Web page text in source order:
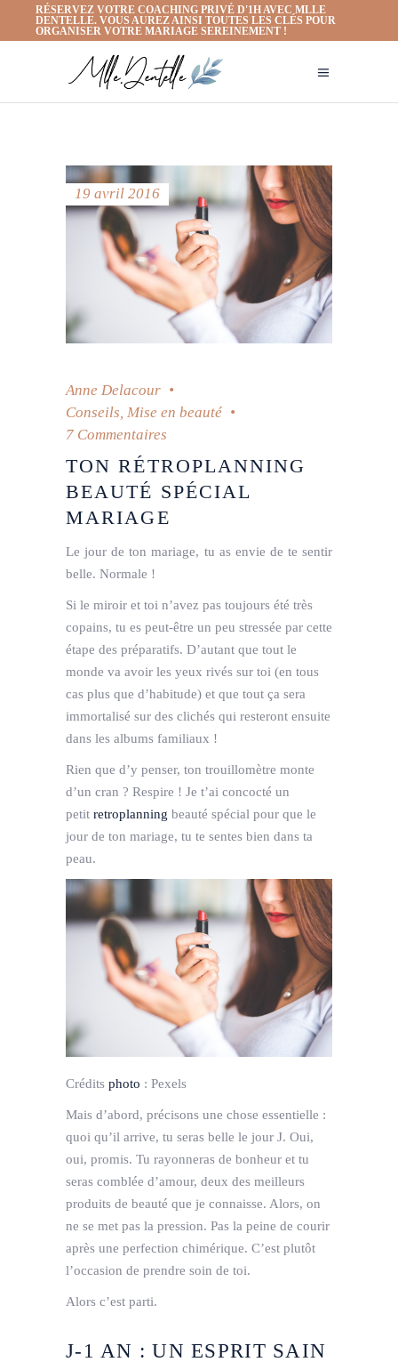
RÉSERVEZ VOTRE COACHING PRIVÉ D'1H AVEC MLLE
DENTELLE. VOUS AUREZ AINSI TOUTES LES CLÉS POUR
ORGANISER VOTRE MARIAGE SEREINEMENT !
19 avril 2016
Anne Delacour
Conseils Mise en beauté
7 Commentaires
TON RÉTROPLANNING
BEAUTÉ SPÉCIAL
MARIAGE
Le jour de ton mariage, tu as envie de te sentir
belle. Normale !
Si le miroir et toi n’avez pas toujours été très
copains, tu es peut-être un peu stressée par cette
étape des préparatifs. D’autant que tout le
monde va avoir les yeux rivés sur toi (en tous
cas plus que d’habitude) et que tout ça sera
immortalisé sur des clichés qui resteront ensuite
dans les albums familiaux !
Rien que d’y penser, ton trouillomètre monte
d’un cran ? Respire ! Je t’ai concocté un
petit retroplanning beauté spécial pour que le
jour de ton mariage, tu te sentes bien dans ta
peau.
Crédits photo : Pexels
Mais d’abord, précisons une chose essentielle :
quoi qu’il arrive, tu seras belle le jour J. Oui,
oui, promis. Tu rayonneras de bonheur et tu
seras comblée d’amour, deux des meilleurs
produits de beauté que je connaisse. Alors, on
ne se met pas la pression. Pas la peine de courir
après une perfection chimérique. C’est plutôt
l’occasion de prendre soin de toi.
Alors c’est parti.
J-­1 AN : UN ESPRIT SAIN